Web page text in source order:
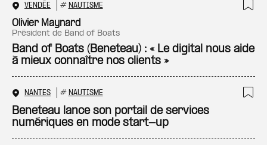
VENDÉE # NAUTISME
Olivier Maynard
président de Band of Boats
Band of Boats (Beneteau) : « Le digital nous aide
à mieux connaître nos clients »
NANTES # NAUTISME
Beneteau lance son portail de services
numériques en mode start-up